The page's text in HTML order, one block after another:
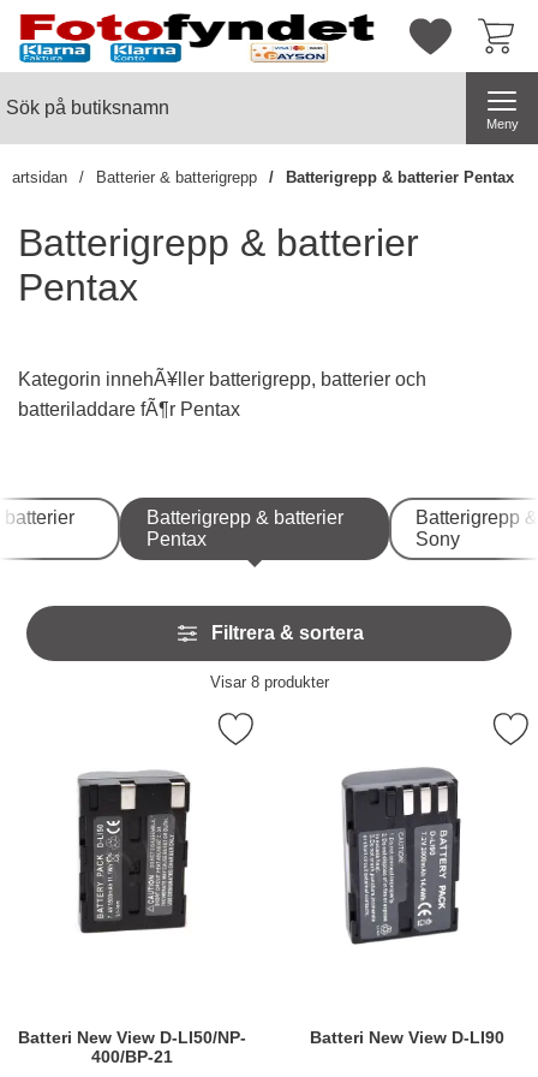
Startsidan för butiksnamn
Mina
Meny
Batterier & batterigrepp Batterigrepp & batterier Pentax
Batterigrepp & batterier
Pentax
Kategorin innehÃ¥ller batterigrepp, batterier och
batteriladdare fÃ¶r Pentax
UnderkategorierBatterigrepp & batterier
Pentax
Batterigrepp
Sony
Hoppa
över
filtersektionen
Filtrera & sortera
Filtrera & sortera
Visar 8produkter
Batteri New View D-LI50/NP-
400/BP-21
batteri New View D-LI50/NP-400/BP-21 som favorit
Batteri New View D-LI90
Markera batteri New